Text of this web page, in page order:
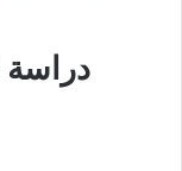
دراسة